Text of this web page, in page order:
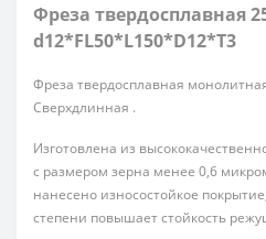
Фреза твердосплавная
d12*FL50*L150*D12*T3
Фреза твердосплавная
Сверхдлинная .
Изготовлена из
с размером зерна менее 0,6
нанесено износостойкое
степени повышает стойкость